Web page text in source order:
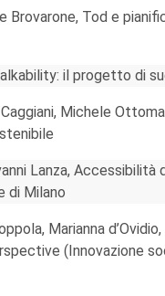
Tod e
il progetto di
Michele
Lanza,
di Milano
Marianna
(Innovazione